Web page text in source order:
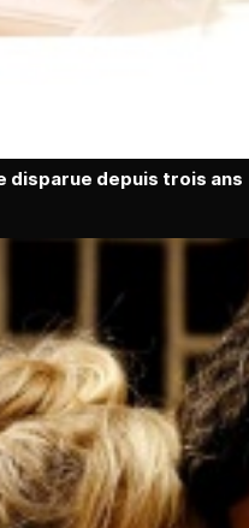
disparue depuis trois ans